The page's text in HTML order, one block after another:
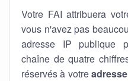
Votre FAI attribuera
vous n'avez pas
adresse IP publique
chaîne de quatre
réservés à votre